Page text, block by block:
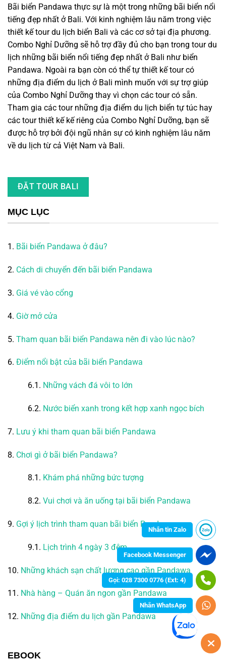
Bãi biển Pandawa thực sự là một trong những bãi biển nổi
tiếng đẹp nhất ở Bali. Với kinh nghiệm lâu năm trong việc
thiết kế tour du lịch biển Bali và các cơ sở tại địa phương.
Combo Nghỉ Dưỡng sẽ hỗ trợ đầy đủ cho bạn trong tour du
lịch những bãi biển nổi tiếng đẹp nhất ở Bali như biển
Pandawa. Ngoài ra bạn còn có thể tự thiết kế tour có
những địa điểm du lịch ở Bali mình muốn với sự trợ giúp
của Combo Nghỉ Dưỡng thay vì chọn các tour có sẵn.
Tham gia các tour những địa điểm du lịch biển tự túc hay
các tour thiết kế kế riêng của Combo Nghỉ Dưỡng, bạn sẽ
được hỗ trợ bởi đội ngũ nhân sự có kinh nghiệm lâu năm
về du lịch từ cả Việt Nam và Bali.
ĐẶT TOUR BALI
MỤC LỤC
1. Bãi biển Pandawa ở đâu?
2. Cách di chuyển đến bãi biển Pandawa
3. Giá vé vào cổng
4. Giờ mở cửa
5. Tham quan bãi biển Pandawa nên đi vào lúc nào?
6. Điểm nổi bật của bãi biển Pandawa
6.1. Những vách đá vôi to lớn
6.2. Nước biển xanh trong kết hợp xanh ngọc bích
7. Lưu ý khi tham quan bãi biển Pandawa
8. Chơi gì ở bãi biển Pandawa?
8.1. Khám phá những bức tượng
8.2. Vui chơi và ăn uống tại bãi biển Pandawa
9. Gợi ý lịch trình tham quan bãi biển Pandawa
9.1. Lịch trình 4 ngày 3 đêm
10. Những khách sạn chất lượng cao gần Pandawa
11. Nhà hàng – Quán ăn ngon gần Pandawa
12. Những địa điểm du lịch gần Pandawa
EBOOK
Nhắn tin Zalo
Facebook Messenger
Gọi: 028 7300 0776 (Ext: 4)
Nhắn WhatsApp